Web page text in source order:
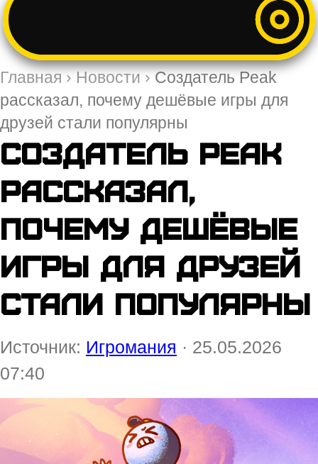
Главная › Новости › Создатель Peak
рассказал, почему дешёвые игры для
друзей стали популярны
Создатель Peak
рассказал,
почему дешёвые
игры для друзей
стали популярны
Источник: Игромания · 25.05.2026
07:40